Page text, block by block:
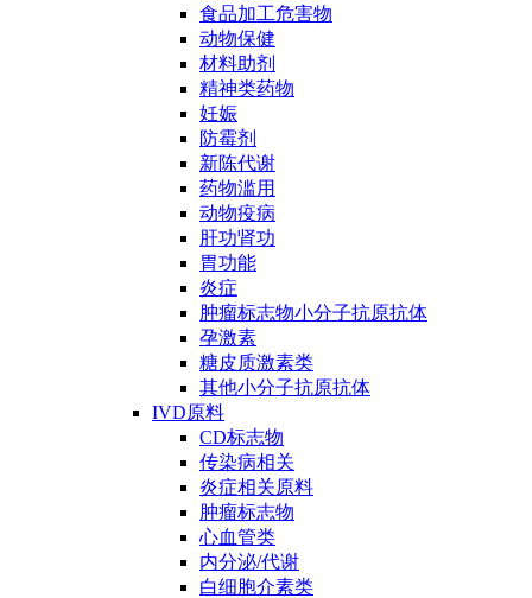
食品加工危害物
动物保健
材料助剂
精神类药物
妊娠
防霉剂
新陈代谢
药物滥用
动物疫病
肝功肾功
胃功能
炎症
肿瘤标志物小分子抗原抗体
孕激素
糖皮质激素类
其他小分子抗原抗体
IVD原料
CD标志物
传染病相关
炎症相关原料
肿瘤标志物
心血管类
内分泌/代谢
白细胞介素类